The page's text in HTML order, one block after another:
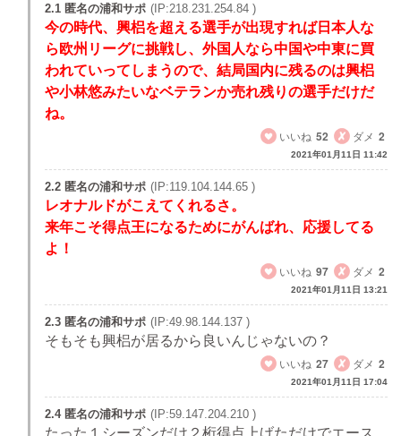
2.1 匿名の浦和サポ (IP:218.231.254.84 )
今の時代、興梠を超える選手が出現すれば日本人な
ら欧州リーグに挑戦し、外国人なら中国や中東に買
われていってしまうので、結局国内に残るのは興梠
や小林悠みたいなベテランか売れ残りの選手だけだ
ね。
いいね 52 ダメ 2
2021年01月11日 11:42
2.2 匿名の浦和サポ (IP:119.104.144.65 )
レオナルドがこえてくれるさ。
来年こそ得点王になるためにがんばれ、応援してる
よ！
いいね 97 ダメ 2
2021年01月11日 13:21
2.3 匿名の浦和サポ (IP:49.98.144.137 )
そもそも興梠が居るから良いんじゃないの？
いいね 27 ダメ 2
2021年01月11日 17:04
2.4 匿名の浦和サポ (IP:59.147.204.210 )
たった１シーズンだけ２桁得点上げただけでエース